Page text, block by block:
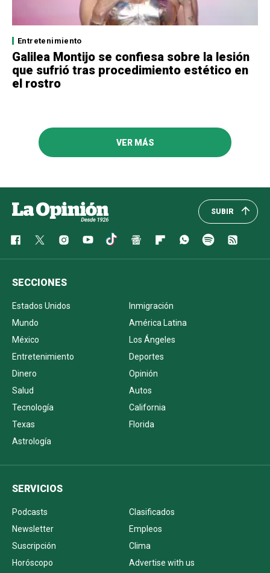
Entretenimiento
Galilea Montijo se confiesa sobre la lesión
que sufrió tras procedimiento estético en
el rostro
VER MÁS
SUBIR
SECCIONES
Estados Unidos
Inmigración
Mundo
América Latina
México
Los Ángeles
Entretenimiento
Deportes
Dinero
Opinión
Salud
Autos
Tecnología
California
Texas
Florida
Astrología
SERVICIOS
Podcasts
Clasificados
Newsletter
Empleos
Suscripción
Clima
Horóscopo
Advertise with us